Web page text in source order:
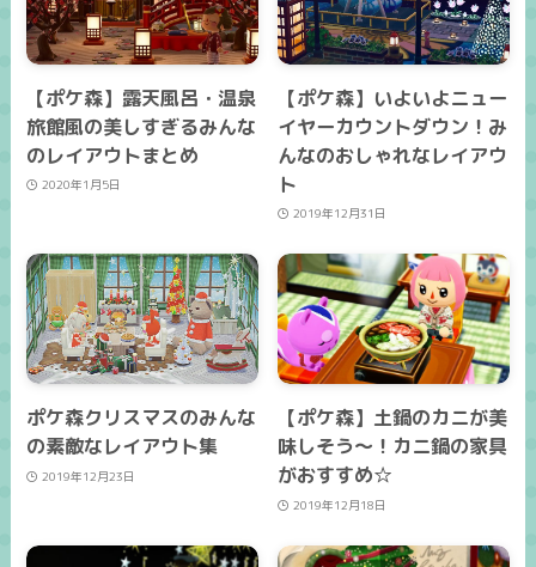
【ポケ森】露天風呂・温泉
旅館風の美しすぎるみんな
のレイアウトまとめ
2020年1月5日
【ポケ森】いよいよニュー
イヤーカウントダウン！み
んなのおしゃれなレイアウ
ト
2019年12月31日
ポケ森クリスマスのみんな
の素敵なレイアウト集
2019年12月23日
【ポケ森】土鍋のカニが美
味しそう～！カニ鍋の家具
がおすすめ☆
2019年12月18日